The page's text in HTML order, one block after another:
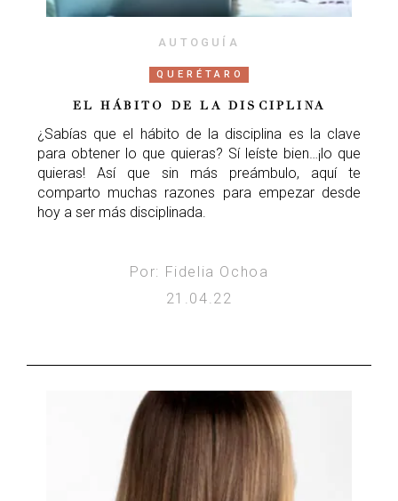
AUTOGUÍA
QUERÉTARO
EL HÁBITO DE LA DISCIPLINA
¿Sabías que el hábito de la disciplina es la clave
para obtener lo que quieras? Sí leíste bien…¡lo que
quieras! Así que sin más preámbulo, aquí te
comparto muchas razones para empezar desde
hoy a ser más disciplinada.
Por: Fidelia Ochoa
21.04.22